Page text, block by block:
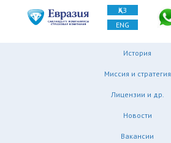
ҚАЗ
ENG
История
Миссия и стратегия
Лицензии и др.
Новости
Вакансии